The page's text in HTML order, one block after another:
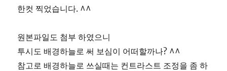
한컷 찍었습니다. ^^
원본파일도 첨부 하였으니
투시도 배경하늘로 써 보심이 어떠할까나? ^^
참고로 배경하늘로 쓰실때는 컨트라스트 조정을 좀 하